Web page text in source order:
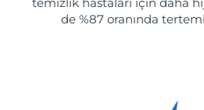
de %87 oranında